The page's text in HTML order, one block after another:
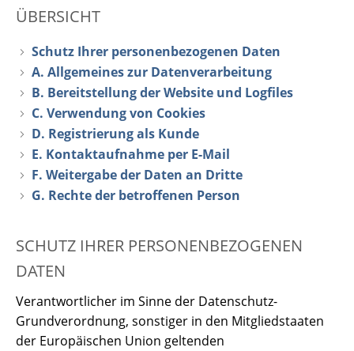
ÜBERSICHT
Schutz Ihrer personenbezogenen Daten
A. Allgemeines zur Datenverarbeitung
B. Bereitstellung der Website und Logfiles
C. Verwendung von Cookies
D. Registrierung als Kunde
E. Kontaktaufnahme per E-Mail
F. Weitergabe der Daten an Dritte
G. Rechte der betroffenen Person
SCHUTZ IHRER PERSONENBEZOGENEN
DATEN
Verantwortlicher im Sinne der Datenschutz-
Grundverordnung, sonstiger in den Mitgliedstaaten
der Europäischen Union geltenden